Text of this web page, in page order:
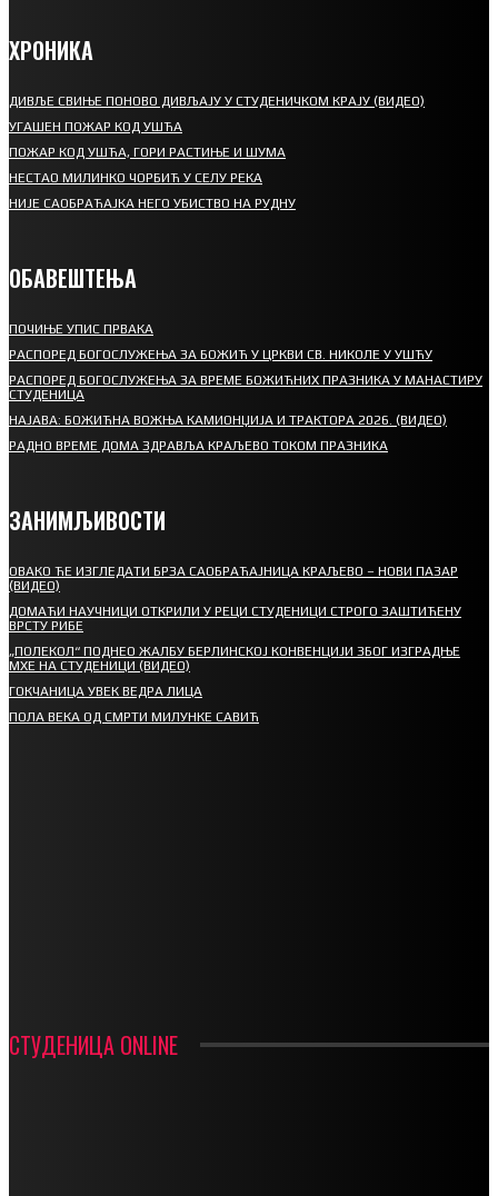
ХРОНИКА
ДИВЉЕ СВИЊЕ ПОНОВО ДИВЉАЈУ У СТУДЕНИЧКОМ КРАЈУ (ВИДЕО)
УГАШЕН ПОЖАР КОД УШЋА
ПОЖАР КОД УШЋА, ГОРИ РАСТИЊЕ И ШУМА
НЕСТАО МИЛИНКО ЧОРБИЋ У СЕЛУ РЕКА
НИЈЕ САОБРАЋАЈКА НЕГО УБИСТВО НА РУДНУ
ОБАВЕШТЕЊА
ПОЧИЊЕ УПИС ПРВАКА
РАСПОРЕД БОГОСЛУЖЕЊА ЗА БОЖИЋ У ЦРКВИ СВ. НИКОЛЕ У УШЋУ
РАСПОРЕД БОГОСЛУЖЕЊА ЗА ВРЕМЕ БОЖИЋНИХ ПРАЗНИКА У МАНАСТИРУ
СТУДЕНИЦА
НАЈАВА: БОЖИЋНА ВОЖЊА КАМИОНЏИЈА И ТРАКТОРА 2026. (ВИДЕО)
РАДНО ВРЕМЕ ДОМА ЗДРАВЉА КРАЉЕВО ТОКОМ ПРАЗНИКА
ЗАНИМЉИВОСТИ
ОВАКО ЋЕ ИЗГЛЕДАТИ БРЗА САОБРАЋАЈНИЦА КРАЉЕВО – НОВИ ПАЗАР
(ВИДЕО)
ДОМАЋИ НАУЧНИЦИ ОТКРИЛИ У РЕЦИ СТУДЕНИЦИ СТРОГО ЗАШТИЋЕНУ
ВРСТУ РИБЕ
„ПОЛЕКОЛ“ ПОДНЕО ЖАЛБУ БЕРЛИНСКОЈ КОНВЕНЦИЈИ ЗБОГ ИЗГРАДЊЕ
МХЕ НА СТУДЕНИЦИ (ВИДЕО)
ГОКЧАНИЦА УВЕК ВЕДРА ЛИЦА
ПОЛА ВЕКА ОД СМРТИ МИЛУНКЕ САВИЋ
СТУДЕНИЦА ONLINE